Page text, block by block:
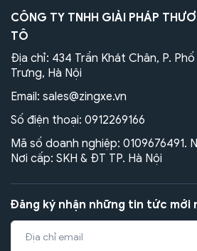
CÔNG TY TNHH GIẢI PHÁP
TÔ
Địa chỉ: 434 Trần Khát Chân, P. Phố
Trưng, Hà Nội
Email: sales@zingxe.vn
Số điện thoại: 0912269166
Mã số doanh nghiệp: 0109676491.
Nơi cấp: SKH & ĐT TP. Hà Nội
Đăng ký nhận những tin tức mới